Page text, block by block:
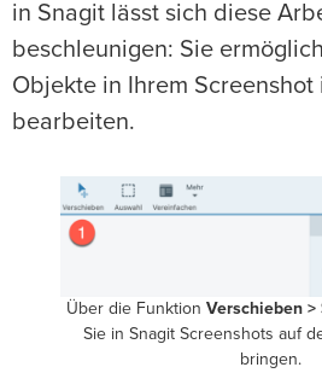
in Snagit lässt sich diese
beschleunigen: Sie
Objekte in Ihrem
bearbeiten.
Über die Funktion Verschieben >
Sie in Snagit Screenshots auf
bringen.